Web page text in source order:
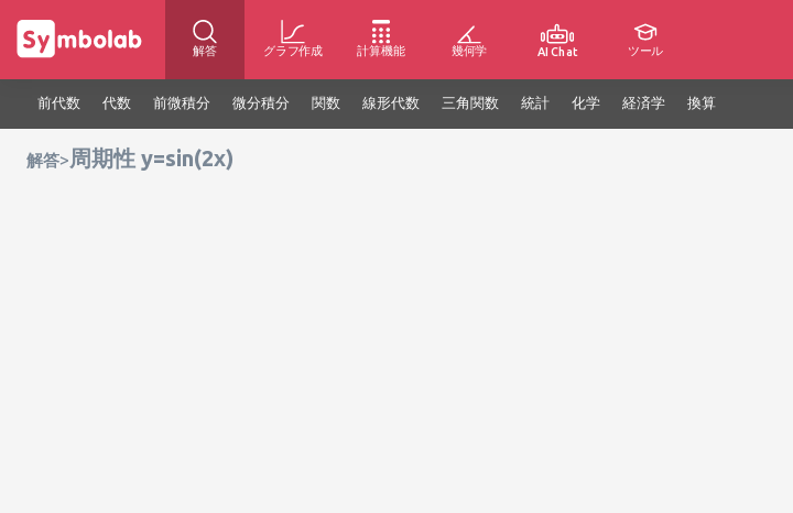
解答 グラフ作成 計算機能 幾何学 AI Chat ツール
前代数 代数 前微積分 微分積分 関数 線形代数 三角関数 統計 化学 経済学 換算
解答>周期性 y=sin(2x)